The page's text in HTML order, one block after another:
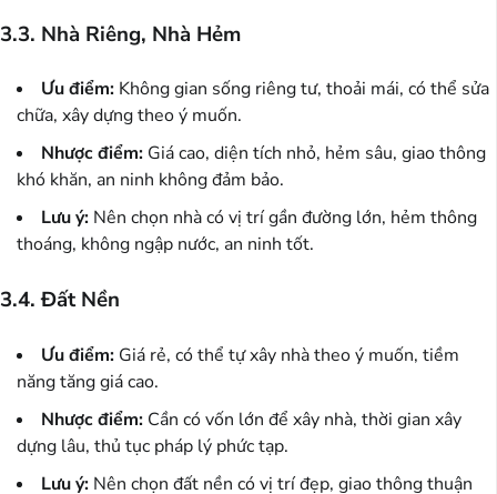
3.3. Nhà Riêng, Nhà Hẻm
Ưu điểm: Không gian sống riêng tư, thoải mái, có thể sửa
chữa, xây dựng theo ý muốn.
Nhược điểm: Giá cao, diện tích nhỏ, hẻm sâu, giao thông
khó khăn, an ninh không đảm bảo.
Lưu ý: Nên chọn nhà có vị trí gần đường lớn, hẻm thông
thoáng, không ngập nước, an ninh tốt.
3.4. Đất Nền
Ưu điểm: Giá rẻ, có thể tự xây nhà theo ý muốn, tiềm
năng tăng giá cao.
Nhược điểm: Cần có vốn lớn để xây nhà, thời gian xây
dựng lâu, thủ tục pháp lý phức tạp.
Lưu ý: Nên chọn đất nền có vị trí đẹp, giao thông thuận